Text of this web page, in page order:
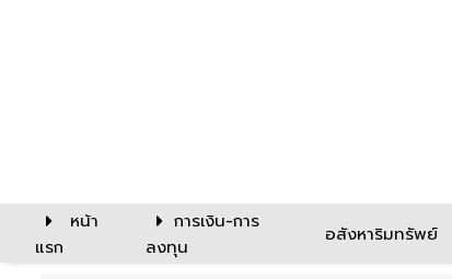
หน้า
แรก
การเงิน-การ
ลงทุน
อสังหาริมทรัพย์